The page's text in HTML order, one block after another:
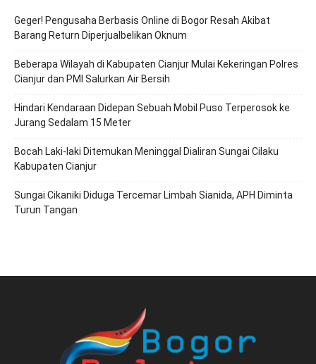
Geger! Pengusaha Berbasis Online di Bogor Resah Akibat
Barang Return Diperjualbelikan Oknum
Beberapa Wilayah di Kabupaten Cianjur Mulai Kekeringan Polres
Cianjur dan PMI Salurkan Air Bersih
Hindari Kendaraan Didepan Sebuah Mobil Puso Terperosok ke
Jurang Sedalam 15 Meter
Bocah Laki-laki Ditemukan Meninggal Dialiran Sungai Cilaku
Kabupaten Cianjur
Sungai Cikaniki Diduga Tercemar Limbah Sianida, APH Diminta
Turun Tangan